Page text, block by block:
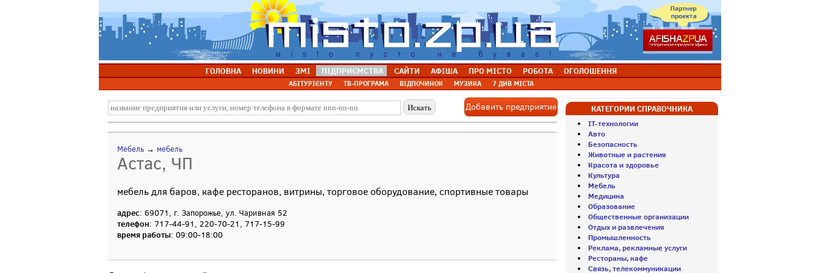
ГОЛОВНА НОВИНИ ЗМІ ПІДПРИЄМСТВА САЙТИ АФІША ПРО МІСТО РОБОТА ОГОЛОШЕННЯ
АБІТУРІЄНТУ ТВ-ПРОГРАМА ВІДПОЧИНОК МУЗИКА 7 ДИВ МІСТА
Добавить предприятие
Мебель → мебель
Астас, ЧП
мебель для баров, кафе ресторанов, витрины, торговое оборудование, спортивные товары
адрес: 69071, г. Запорожье, ул. Чаривная 52
телефон: 717-44-91, 220-70-21, 717-15-99
время работы: 09:00-18:00
КАТЕГОРИИ СПРАВОЧНИКА
IT-технологии
Авто
Безопасность
Животные и растения
Красота и здоровье
Культура
Мебель
Медицина
Образование
Общественные организации
Отдых и развлечения
Промышленность
Реклама, рекламные услуги
Рестораны, кафе
Связь, телекоммуникации